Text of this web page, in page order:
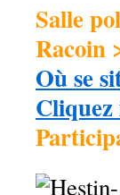
Salle
Racoin
Où se